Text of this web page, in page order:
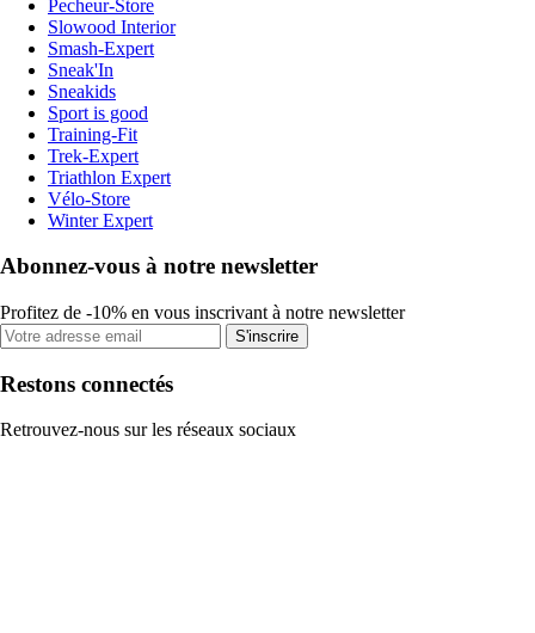
Pecheur-Store
Slowood Interior
Smash-Expert
Sneak'In
Sneakids
Sport is good
Training-Fit
Trek-Expert
Triathlon Expert
Vélo-Store
Winter Expert
Abonnez-vous à notre newsletter
Profitez de -10% en vous inscrivant à notre newsletter
S'inscrire
Restons connectés
Retrouvez-nous sur les réseaux sociaux